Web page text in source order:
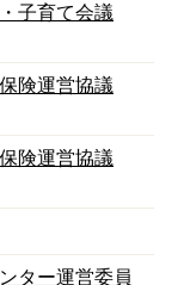
子育て会議
険運営協議
険運営協議
ター運営委員